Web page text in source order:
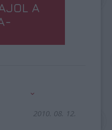
A
2010. 08. 12.